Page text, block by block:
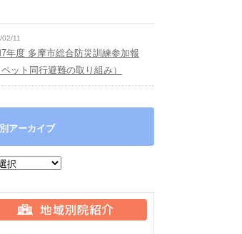
11
年度 多摩市総合防災訓練参加報
ット同行避難の取り組み）
アーカイブ
ーカイブ